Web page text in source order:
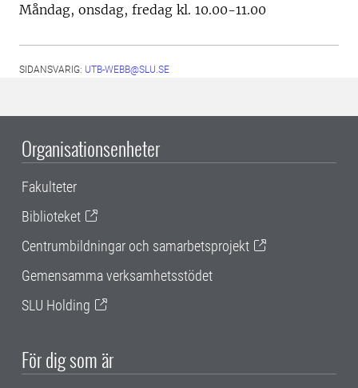
Måndag, onsdag, fredag kl. 10.00-11.00
SIDANSVARIG: UTB-WEBB@SLU.SE
Organisationsenheter
Fakulteter
Biblioteket
Centrumbildningar och samarbetsprojekt
Gemensamma verksamhetsstödet
SLU Holding
För dig som är